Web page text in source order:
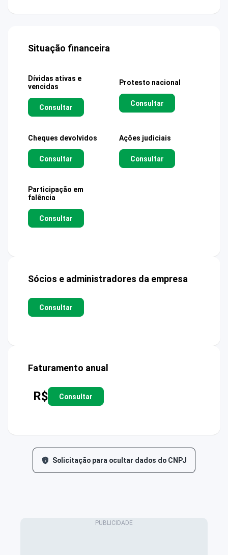
Situação financeira
Dívidas ativas e
vencidas
Consultar
Protesto nacional
Consultar
Cheques devolvidos
Consultar
Ações judiciais
Consultar
Participação em
falência
Consultar
Sócios e administradores da empresa
Consultar
Faturamento anual
R$ Consultar
Solicitação para ocultar dados do CNPJ